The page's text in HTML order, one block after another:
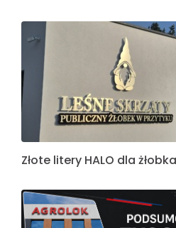
Złote litery HALO dla